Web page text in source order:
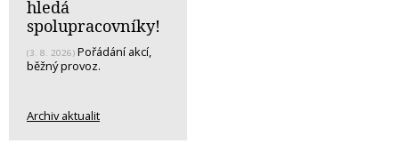
hledá
spolupracovníky!
(3. 8. 2026) Pořádání akcí,
běžný provoz.
Archiv aktualit